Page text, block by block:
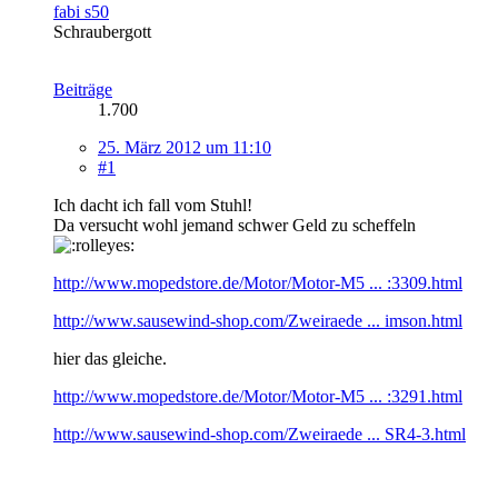
fabi s50
Schraubergott
Beiträge
1.700
25. März 2012 um 11:10
#1
Ich dacht ich fall vom Stuhl!
Da versucht wohl jemand schwer Geld zu scheffeln
http://www.mopedstore.de/Motor/Motor-M5 ... :3309.html
http://www.sausewind-shop.com/Zweiraede ... imson.html
hier das gleiche.
http://www.mopedstore.de/Motor/Motor-M5 ... :3291.html
http://www.sausewind-shop.com/Zweiraede ... SR4-3.html